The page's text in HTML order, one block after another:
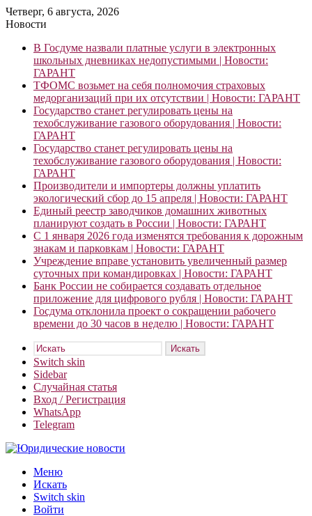
Четверг, 6 августа, 2026
Новости
В Госдуме назвали платные услуги в электронных
школьных дневниках недопустимыми | Новости:
ГАРАНТ
ТФОМС возьмет на себя полномочия страховых
медорганизаций при их отсутствии | Новости: ГАРАНТ
Государство станет регулировать цены на
техобслуживание газового оборудования | Новости:
ГАРАНТ
Государство станет регулировать цены на
техобслуживание газового оборудования | Новости:
ГАРАНТ
Производители и импортеры должны уплатить
экологический сбор до 15 апреля | Новости: ГАРАНТ
Единый реестр заводчиков домашних животных
планируют создать в России | Новости: ГАРАНТ
С 1 января 2026 года изменятся требования к дорожным
знакам и парковкам | Новости: ГАРАНТ
Учреждение вправе установить увеличенный размер
суточных при командировках | Новости: ГАРАНТ
Банк России не собирается создавать отдельное
приложение для цифрового рубля | Новости: ГАРАНТ
Госдума отклонила проект о сокращении рабочего
времени до 30 часов в неделю | Новости: ГАРАНТ
Искать
Switch skin
Sidebar
Случайная статья
Вход / Регистрация
WhatsApp
Telegram
Меню
Искать
Switch skin
Войти